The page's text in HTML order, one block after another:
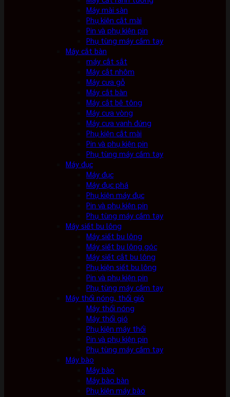
Máy mài sàn
Phụ kiện cắt mài
Pin và phụ kiện pin
Phụ tùng máy cầm tay
Máy cắt bàn
máy cắt sắt
Máy cắt nhôm
Máy cưa gỗ
Máy cắt bàn
Máy cắt bê tông
Máy cưa vòng
Máy cưa vanh đứng
Phụ kiện cắt mài
Pin và phụ kiện pin
Phụ tùng máy cầm tay
Máy đục
Máy đục
Máy đục phá
Phụ kiện máy đục
Pin và phụ kiện pin
Phụ tùng máy cầm tay
Máy siết bu lông
Máy siết bu lông
Máy siết bu lông góc
Máy siết cắt bu lông
Phụ kiện siết bu lông
Pin và phụ kiện pin
Phụ tùng máy cầm tay
Máy thổi nóng, thổi gió
Máy thổi nóng
Máy thổi gió
Phụ kiện máy thổi
Pin và phụ kiện pin
Phụ tùng máy cầm tay
Máy bào
Máy bào
Máy bào bàn
Phụ kiện máy bào